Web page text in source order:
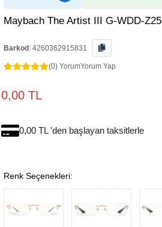
Maybach The Artist III G-WDD-Z25
Barkod : 4260362915831
(0) YorumYorum Yap
0,00 TL
0,00 TL 'den başlayan taksitlerle
Renk Seçenekleri: